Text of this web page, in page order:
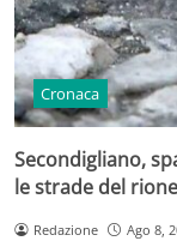
Cronaca
Secondigliano,
le strade del
Redazione Ago 8,